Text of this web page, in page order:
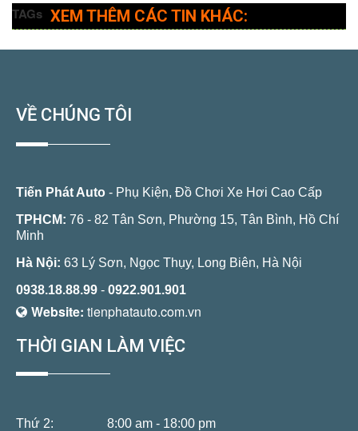
TAGs XEM THÊM CÁC TIN KHÁC:
VỀ CHÚNG TÔI
Tiến Phát Auto - Phụ Kiện, Đồ Chơi Xe Hơi Cao Cấp
TPHCM: 76 - 82 Tân Sơn, Phường 15, Tân Bình, Hồ Chí
Minh
Hà Nội: 63 Lý Sơn, Ngọc Thụy, Long Biên, Hà Nội
0938.18.88.99 - 0922.901.901
Website: tienphatauto.com.vn
THỜI GIAN LÀM VIỆC
Thứ 2: 8:00 am - 18:00 pm